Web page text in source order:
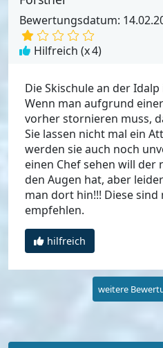
Bewertungsdatum:
Hilfreich (x4)
Die Skischule an der
Wenn man aufgrund
vorher stornieren muss,
Sie lassen nicht mal ein
werden sie auch noch
einen Chef sehen will der
den Augen hat, aber
man dort hin!!! Diese
empfehlen.
hilfreich
weitere